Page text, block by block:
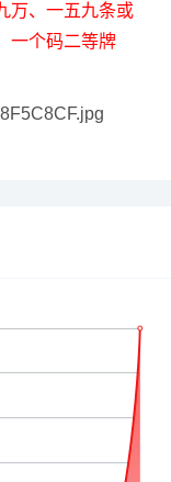
万、一五九条或
一个码二等牌